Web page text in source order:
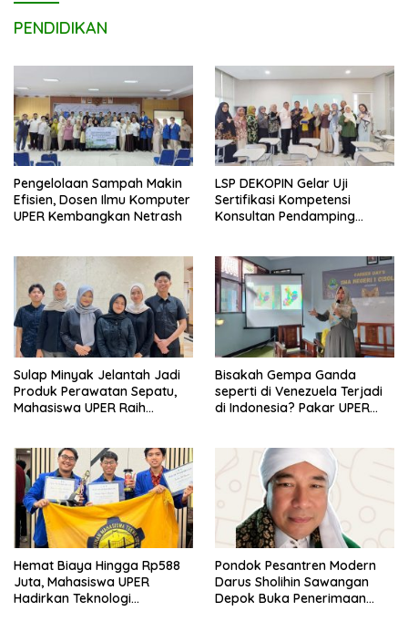
PENDIDIKAN
Pengelolaan Sampah Makin
Efisien, Dosen Ilmu Komputer
UPER Kembangkan Netrash
LSP DEKOPIN Gelar Uji
Sertifikasi Kompetensi
Konsultan Pendamping
Sulap Minyak Jelantah Jadi
Produk Perawatan Sepatu,
Mahasiswa UPER Raih
Bisakah Gempa Ganda
seperti di Venezuela Terjadi
di Indonesia? Pakar UPER
Hemat Biaya Hingga Rp588
Juta, Mahasiswa UPER
Hadirkan Teknologi
Pondok Pesantren Modern
Darus Sholihin Sawangan
Depok Buka Penerimaan